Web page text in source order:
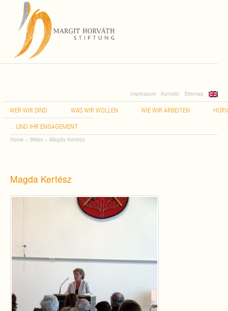
Impressum Kontakt Sitemap
WER WIR SIND WAS WIR WOLLEN WIE WIR ARBEITEN
UND IHR ENGAGEMENT
Home » Bilder » Magda Ker­tész
Magda Ker­tész